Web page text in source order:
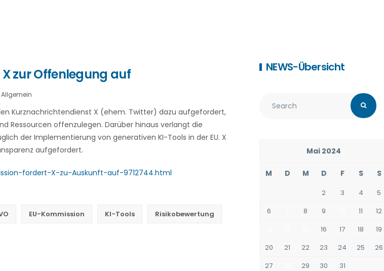
zur Offenlegung auf
Allgemein
Kurznachrichtendienst X (ehem. Twitter) dazu aufgefordert,
Ressourcen offenzulegen. Darüber hinaus verlangt die
der Implementierung von generativen KI-Tools in der EU. X
aufgefordert.
fordert-X-zu-Auskunft-auf-9712744.html
EU-Kommission KI-Tools Risikobewertung
NEWS-Übersicht
Mai 2024
M D M D F S S
2 3 4
5
6
8 9 11
12
16 17 18
19
20
21 22 23 24 25
26
27
29 30 31